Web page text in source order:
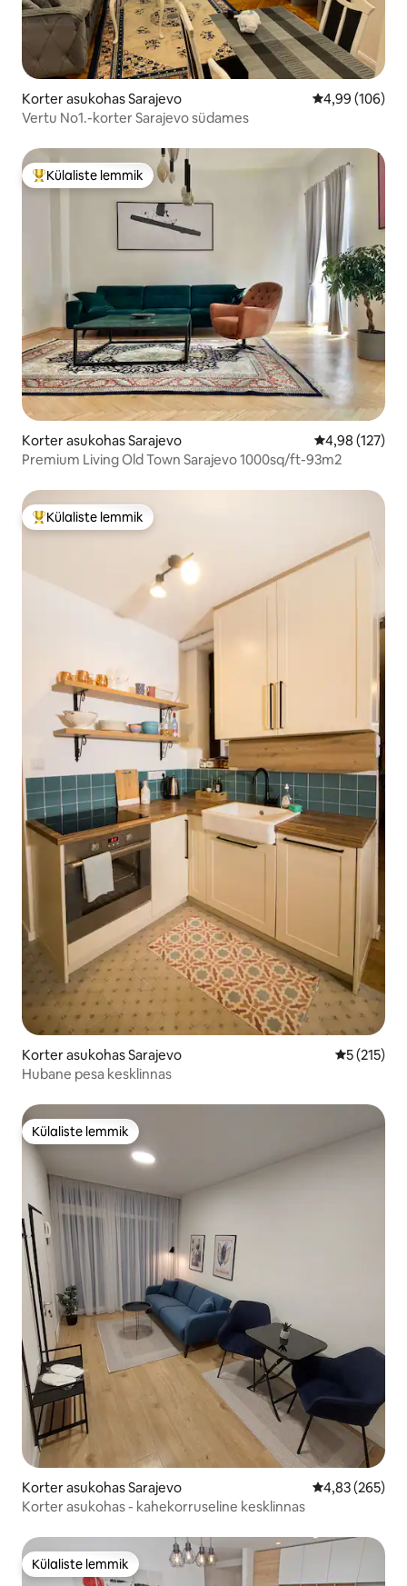
Korter asukohas Sarajevo Keskmine
4,99 (106)
Vertu No1.-korter Sarajevo südames
Külaliste suur lemmik
Külaliste lemmik
Korter asukohas Sarajevo Keskmine
4,98 (127)
Premium Living Old Town Sarajevo 1000sq/ft-93m2
Külaliste suur lemmik
Külaliste lemmik
Korter asukohas Sarajevo Keskmine
5 (215)
Hubane pesa kesklinnas
Külaliste lemmik
Külaliste lemmik
Korter asukohas Sarajevo Keskmine
4,83 (265)
Korter asukohas - kahekorruseline kesklinnas
Külaliste lemmik
Külaliste lemmik